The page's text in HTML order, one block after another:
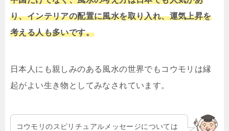
り、インテリアの配置に風水を取り入れ、運気上昇を
考える人も多いです。
日本人にも親しみのある風水の世界でもコウモリは縁
起がよい生き物としてみなされています。
コウモリのスピリチュアルメッセージについては